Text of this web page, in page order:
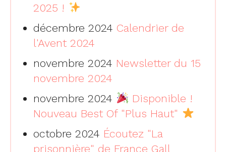
2025 !
décembre 2024 Calendrier de
l'Avent 2024
novembre 2024 Newsletter du 15
novembre 2024
novembre 2024
Disponible !
Nouveau Best Of "Plus Haut"
octobre 2024 Écoutez "La
prisonnière" de France Gall